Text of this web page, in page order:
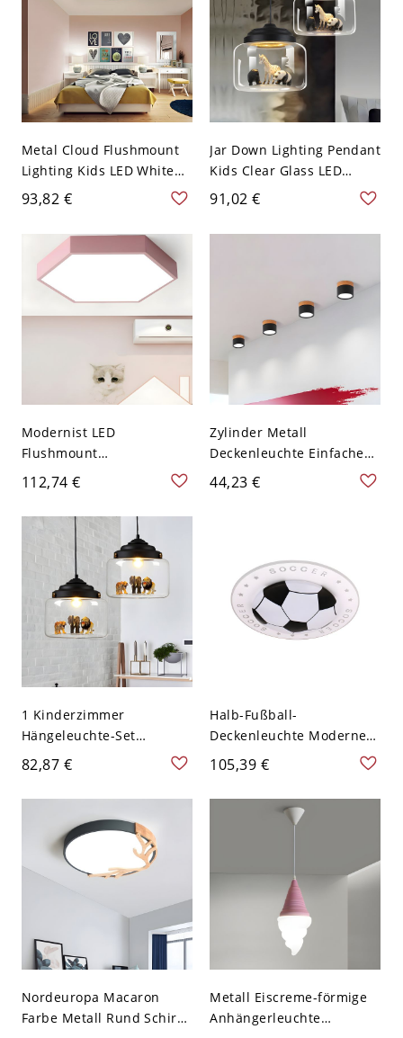
Metal Cloud Flushmount
Lighting Kids LED White
Ceiling Lamp in White
Light/Remote Control
Stepless Dimming for
Bedroom, 21.5"/25.5"
Width - 110V-120V Weiß
54,61 cm Weißlicht
93,82 €
Jar Down Lighting Pendant
Kids Clear Glass LED
Living Room Hanging
Ceiling Light in
White/Black with Animals
91,02 €
Modernist LED
Flushmount
Black/Grey/White Hexagon
Ceiling Mount Light
Fixture with Acrylic Shade
in Warm/White Light,
12"/16"/19.5" W - 110V-
120V Rosa 30,48 cm
Weißlicht
112,74 €
Zylinder Metall
Deckenleuchte Einfache
LED-Beleuchtung für den
Flur - Schwarz 110V-120V
44,23 €
1 Kinderzimmer
Hängeleuchte-Set
Einfache schwarze
Pendelleuchte mit Jar-
Form aus reinem Glas und
Tierdekoration
82,87 €
Halb-Fußball-
Deckenleuchte Modernes
Acryl Schwarz LED-
Deckenleuchte für
Jungenzimmer, 16,5"
105,39 €
Nordeuropa Macaron
Farbe Metall Rund Schirm
Metall Eiscreme-förmige
Anhängerleuchte